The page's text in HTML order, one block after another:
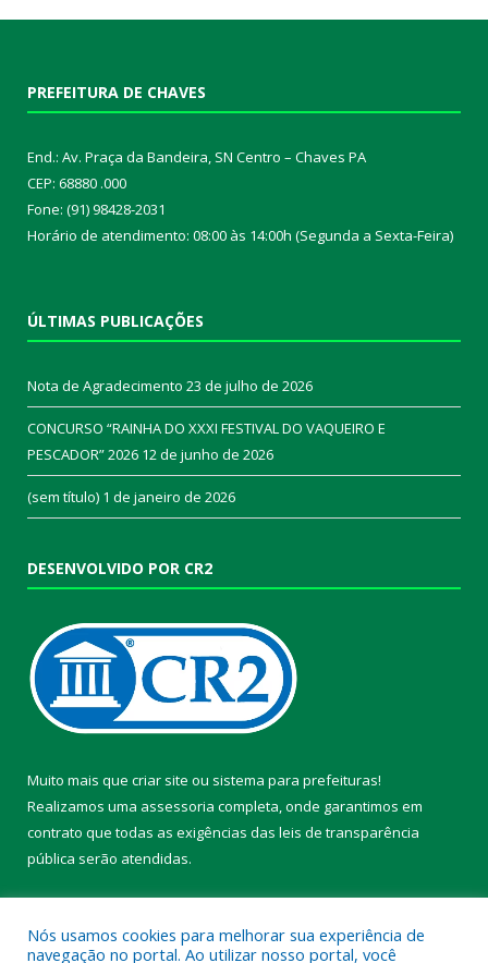
PREFEITURA DE CHAVES
End.: Av. Praça da Bandeira, SN Centro – Chaves PA
CEP: 68880 .000
Fone: (91) 98428-2031
Horário de atendimento: 08:00 às 14:00h (Segunda a Sexta-Feira)
ÚLTIMAS PUBLICAÇÕES
Nota de Agradecimento 23 de julho de 2026
CONCURSO “RAINHA DO XXXI FESTIVAL DO VAQUEIRO E
PESCADOR” 2026 12 de junho de 2026
(sem título) 1 de janeiro de 2026
DESENVOLVIDO POR CR2
Muito mais que criar site ou sistema para prefeituras!
Realizamos uma assessoria completa, onde garantimos em
contrato que todas as exigências das leis de transparência
pública serão atendidas.
Nós usamos cookies para melhorar sua experiência de
navegação no portal. Ao utilizar nosso portal, você